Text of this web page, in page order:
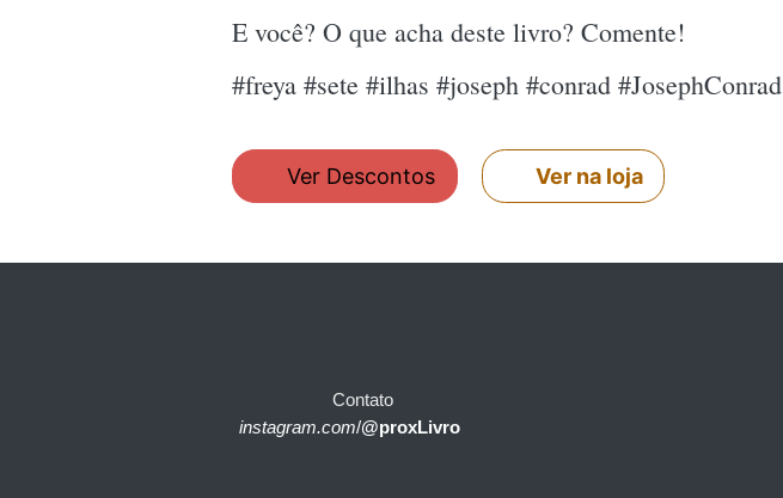
E você? O que acha deste livro? Comente!
#freya #sete #ilhas #joseph #conrad #JosephConrad
Ver Descontos Ver na loja
Contato
instagram.com/@proxLivro